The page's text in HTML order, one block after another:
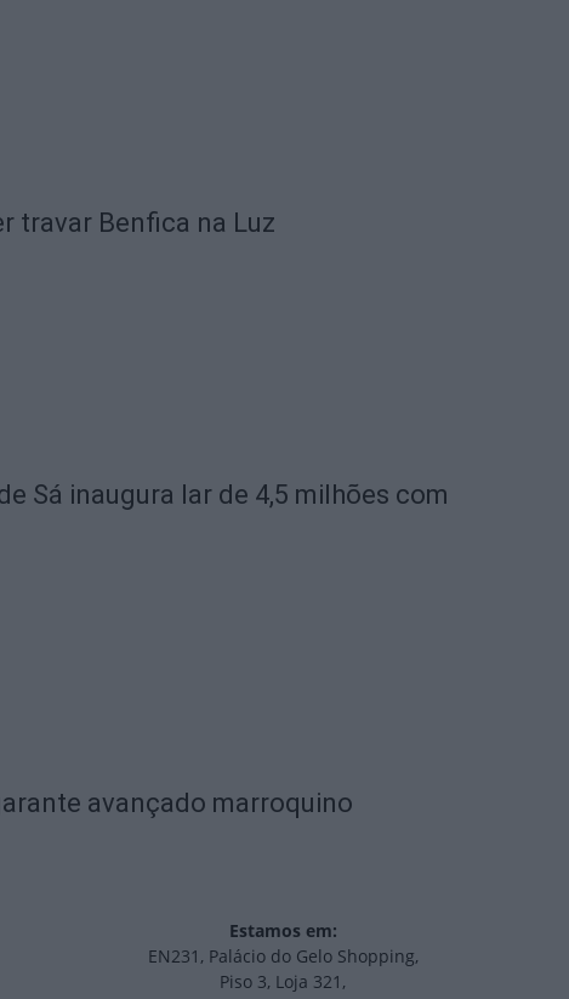
travar Benfica na Luz
Sá inaugura lar de 4,5 milhões com
avançado marroquino
Estamos em:
EN231, Palácio do Gelo Shopping,
Piso 3, Loja 321,